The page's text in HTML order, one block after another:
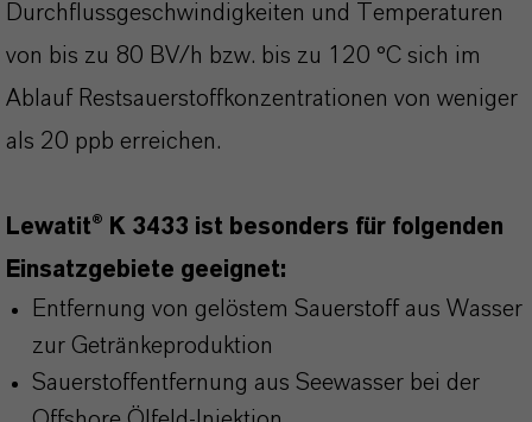
Durchflussgeschwindigkeiten und Temperaturen
von bis zu 80 BV/h bzw. bis zu 120 °C sich im
Ablauf Restsauerstoffkonzentrationen von weniger
als 20 ppb erreichen.
Lewatit® K 3433 ist besonders für folgenden
Einsatzgebiete geeignet:
Entfernung von gelöstem Sauerstoff aus Wasser
zur Getränkeproduktion
Sauerstoffentfernung aus Seewasser bei der